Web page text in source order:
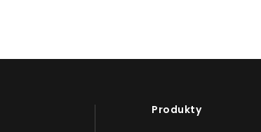
Produkty